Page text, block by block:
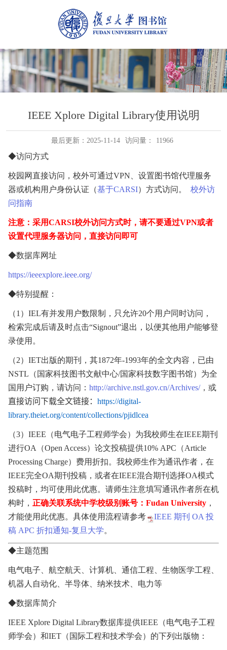
IEEE Xplore Digital Library使用说明
最后更新：2025-11-14 访问量： 11966
◆访问方式
校园网直接访问，校外可通过VPN、设置图书馆代理服务
器或机构用户身份认证（基于CARSI）方式访问。 校外访
问指南
注意：采用CARSI校外访问方式时，请不要通过VPN或者
设置代理服务器访问，直接访问即可
◆数据库网址
https://ieeexplore.ieee.org/
◆特别提醒：
（1 ） IEL有并发用户数限制，只允许20个用户同时访问，
检索完成后请及时点击“Signout”退出，以便其他用户能够登
录使用。
（2） IET出版的期刊，其1872年-1993年的全文内容，已由
NSTL （国家科技图书文献中心/国家科技数字图书馆）为全
国用户订购，请访问： http://archive.nstl.gov.cn/Archives/， 或
直接访问下载全文链接： https://digital-
library.theiet.org/content/collections/pjidlcea
（3） IEEE （电气电子工程师学会）为我校师生在IEEE期刊
进行OA （Open Access）论文投稿提供10% APC （Article
Processing Charge）费用折扣。我校师生作为通讯作者，在
IEEE完全OA期刊投稿，或者在IEEE混合期刊选择OA模式
投稿时，均可使用此优惠。请师生注意填写通讯作者所在机
构时， 正确关联系统中学校级别账号： Fudan University ，
才能使用此优惠。具体使用流程请参考
IEEE 期刊 OA 投
稿 APC 折扣通知-复旦大学。
◆主题范围
电气电子、航空航天、计算机、通信工程、生物医学工程、
机器人自动化、半导体、纳米技术、电力等
◆数据库简介
IEEE Xplore Digital Library数据库提供IEEE （电气电子工程
师学会）和IET （国际工程和技术学会）的下列出版物：